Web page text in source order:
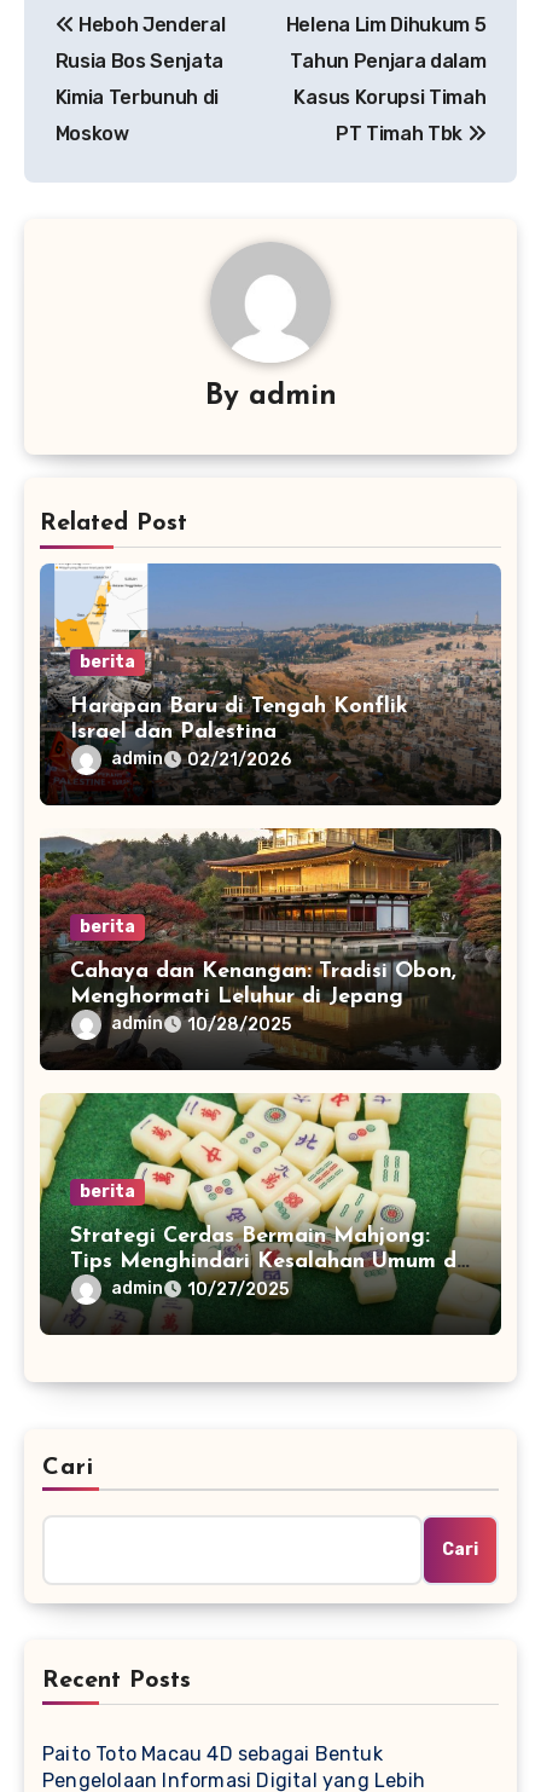
pos
Heboh Jenderal
Rusia Bos Senjata
Kimia Terbunuh di
Moskow
Helena Lim Dihukum 5
Tahun Penjara dalam
Kasus Korupsi Timah
PT Timah Tbk
By admin
Related Post
berita
Harapan Baru di Tengah Konflik
Israel dan Palestina
admin 02/21/2026
berita
Cahaya dan Kenangan: Tradisi Obon,
Menghormati Leluhur di Jepang
admin 10/28/2025
berita
Strategi Cerdas Bermain Mahjong:
Tips Menghindari Kesalahan Umum di
Chinaadmin 10/27/2025
Cari
Cari
Recent Posts
Paito Toto Macau 4D sebagai Bentuk
Pengelolaan Informasi Digital yang Lebih